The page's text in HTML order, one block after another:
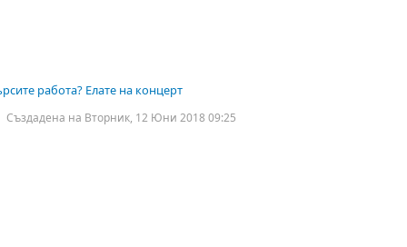
работа? Елате на концерт
Създадена на Вторник, 12 Юни 2018 09:25